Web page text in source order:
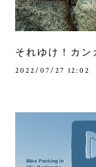
それゆけ！カン
2022/07/27 12:02